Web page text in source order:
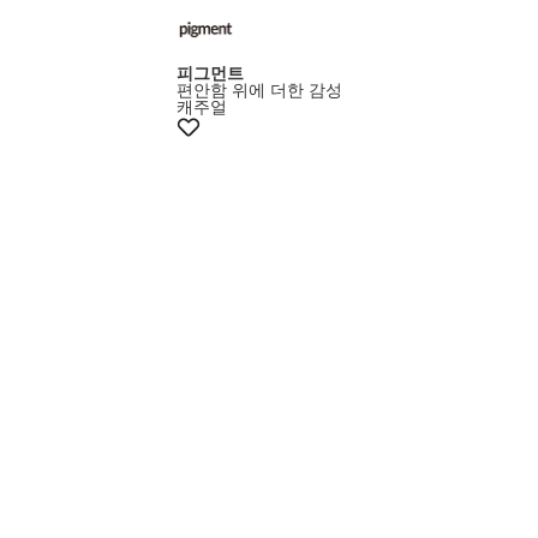
피그먼트
편안함 위에 더한 감성
캐주얼